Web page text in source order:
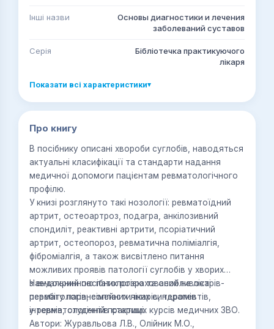
Інші назви
Основы диагностики и лечения
заболеваний суставов
Серія
Бібліотечка практикуючого
лікаря
Показати всі характеристики▾
Про книгу
В посібнику описані хвороби суглобів, наводяться
актуальні класифікації та стандарти надання
медичної допомоги пацієнтам ревматологічного
профілю.
У книзі розглянуто такі нозології: ревматоїдний
артрит, остеоартроз, подагра, анкілозивний
спондиліт, реактивні артрити, псоріатичний
артрит, остеопороз, ревматична поліміалгія,
фіброміалгія, а також висвітлено питання
можливих проявів патології суглобів у хворих
з ендокринною патологією та особливості
перебігу паранеопластичних синдромів
у ревматологічній практиці.
Навчальний посібник розрахований на лікарів-
ревматологів, сімейних лікарів, терапевтів,
інтернів, студентів старших курсів медичних ЗВО.
Автори: Журавльова Л.В., Олійник М.О.,